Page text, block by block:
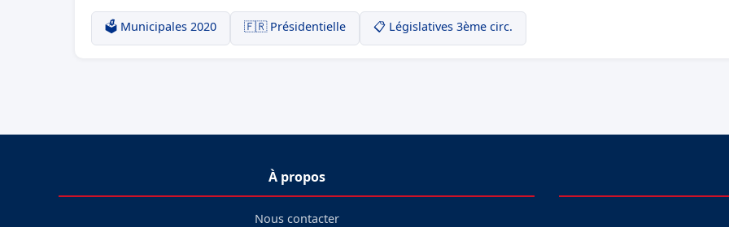
🗳️ Municipales 2020 🇫🇷 Présidentielle 📋 Législatives 3ème circ.
À propos
Nous contacter